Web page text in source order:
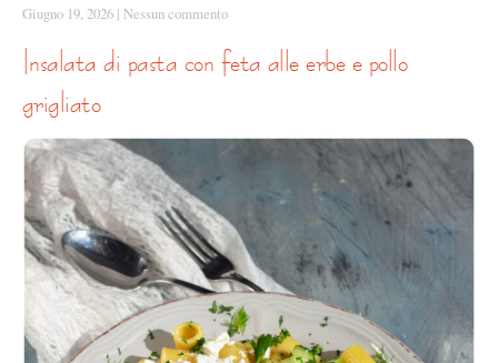
Giugno 19, 2026 | Nessun commento
insalata di pasta con feta alle erbe e pollo
grigliato